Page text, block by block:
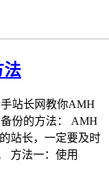
法
站长网教你AMH
份的方法： AMH
站长，一定要及时
方法一：使用